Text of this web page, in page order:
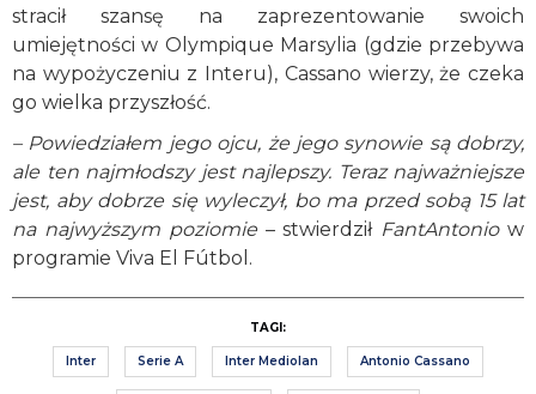
stracił szansę na zaprezentowanie swoich
umiejętności w Olympique Marsylia (gdzie przebywa
na wypożyczeniu z Interu), Cassano wierzy, że czeka
go wielka przyszłość.
– Powiedziałem jego ojcu, że jego synowie są dobrzy,
ale ten najmłodszy jest najlepszy. Teraz najważniejsze
jest, aby dobrze się wyleczył, bo ma przed sobą 15 lat
na najwyższym poziomie – stwierdził FantAntoniow
programie Viva El Fútbol.
TAGI:
Inter Serie A Inter Mediolan Antonio Cassano